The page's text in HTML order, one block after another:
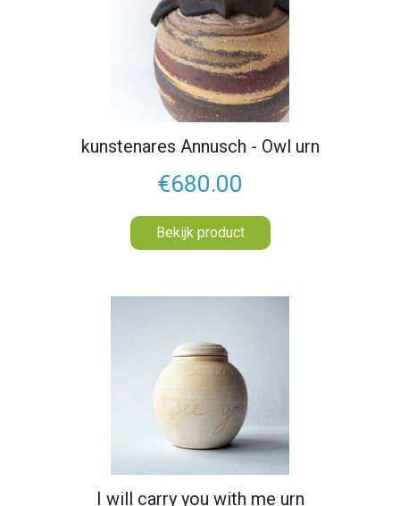
kunstenares Annusch - Owl urn
€680.00
Bekijk product
I will carry you with me urn